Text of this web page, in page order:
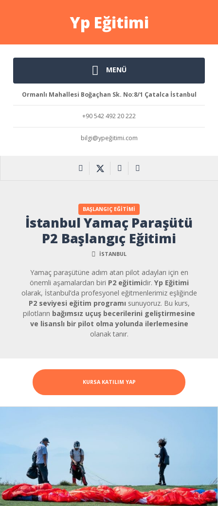
Yp Eğitimi
MENÜ
Ormanlı Mahallesi Boğaçhan Sk. No:8/1 Çatalca İstanbul
+90 542 492 20 222
bilgi@ypeğitimi.com
KURSA KATILIM YAP
BAŞLANGIÇ EĞITIMI
İstanbul Yamaç Paraşütü
P2 Başlangıç Eğitimi
İSTANBUL
Yamaç paraşütüne adım atan pilot adayları için en
önemli aşamalardan biri P2 eğitimidir. Yp Eğitimi
olarak, İstanbul’da profesyonel eğitmenlerimiz eşliğinde
P2 seviyesi eğitim programı sunuyoruz. Bu kurs,
pilotların bağımsız uçuş becerilerini geliştirmesine
ve lisanslı bir pilot olma yolunda ilerlemesine
olanak tanır.